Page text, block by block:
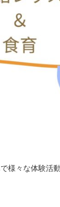
様々な体験活